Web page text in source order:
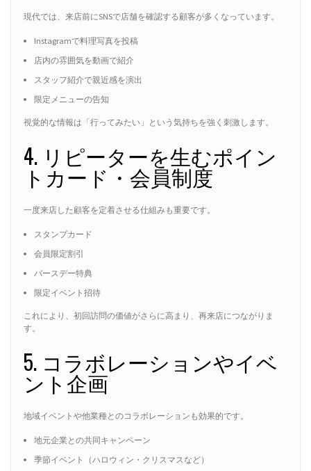
現代では、来店前にSNSで店舗を確認する顧客が多くなっています。
Instagramで料理写真を投稿
店内の雰囲気を動画で紹介
スタッフ紹介で親近感を演出
限定メニューの告知
視覚的な情報は「行ってみたい」という気持ちを強く刺激します。
4. リピーターを生むポイン
トカード・会員制度
一度来店した顧客を定着させる仕組みも重要です。
スタンプカード
会員限定割引
バースデー特典
限定イベント招待
これにより、初回訪問の価値がさらに高まり、再来店につながりま
す。
5. コラボレーションやイベ
ント企画
地域イベントや他業種とのコラボレーションも効果的です。
地元企業との共同キャンペーン
季節イベント（ハロウィン・クリスマスなど）